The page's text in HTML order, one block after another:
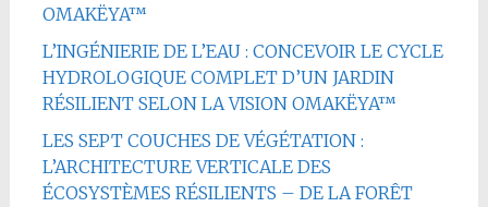
OMAKËYA™
L’INGÉNIERIE DE L’EAU : CONCEVOIR LE CYCLE
HYDROLOGIQUE COMPLET D’UN JARDIN
RÉSILIENT SELON LA VISION OMAKËYA™
LES SEPT COUCHES DE VÉGÉTATION :
L’ARCHITECTURE VERTICALE DES
ÉCOSYSTÈMES RÉSILIENTS – DE LA FORÊT